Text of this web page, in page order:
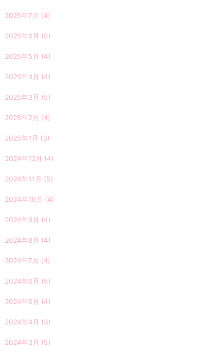
2025年7月 (4)
2025年6月 (5)
2025年5月 (4)
2025年4月 (4)
2025年3月 (5)
2025年2月 (4)
2025年1月 (3)
2024年12月 (4)
2024年11月 (5)
2024年10月 (4)
2024年9月 (4)
2024年8月 (4)
2024年7月 (4)
2024年6月 (5)
2024年5月 (4)
2024年4月 (3)
2024年3月 (5)